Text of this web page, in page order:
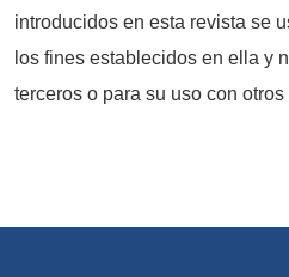
introducidos en esta revista se
los fines establecidos en ella y
terceros o para su uso con otros